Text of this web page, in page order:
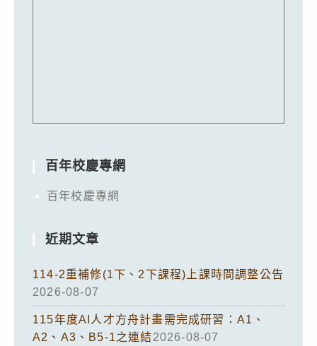
百年校慶專網
百年校慶專網
近期文章
114-2重補修(1下、2下課程)上課時間調整公告
2026-08-07
115年度AI人才方舟計畫需完成研習：A1、
A2、A3、B5-1之連結2026-08-07